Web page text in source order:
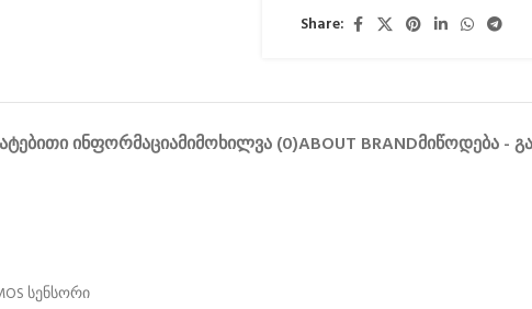
Share:
ᲘᲜᲤᲝᲠᲛᲐᲪᲘᲐᲛᲘᲛᲝᲮᲘᲚᲕᲐ (0)ABOUT BRANDᲛᲘᲬᲝᲓᲔᲑᲐ -
სენსორი